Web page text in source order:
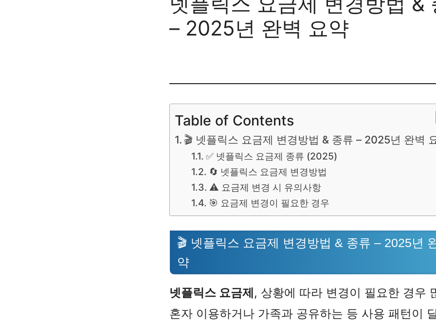
– 2025년 완벽 요약
Table of Contents
🎬 넷플릭스 요금제 변경방법 & 종류 – 2025년 완벽
✅ 넷플릭스 요금제 종류 (2025)
🔄 넷플릭스 요금제 변경방법
⚠️ 요금제 변경 시 유의사항
🎯 요금제 변경이 필요한 경우
🎬 넷플릭스 요금제 변경방법 & 종류 – 2025년
약
넷플릭스 요금제, 상황에 따라 변경이 필요한 경우
혼자 이용하거나 가족과 공유하는 등 사용 패턴이